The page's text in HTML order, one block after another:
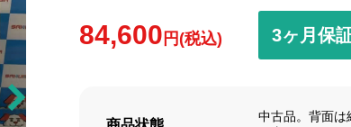
84,600 円(税込) 3ヶ月保
中古品。背面は